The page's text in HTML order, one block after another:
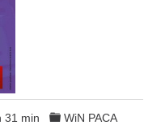
31 min
WiN PACA